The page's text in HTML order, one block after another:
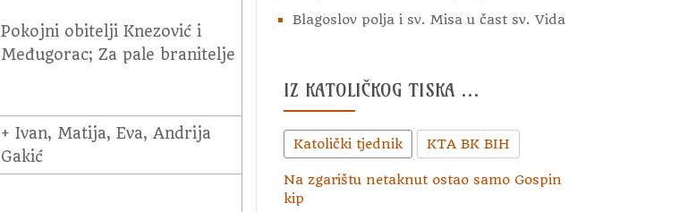
Pokojni obitelji Knezović i
Međugorac; Za pale branitelje
+ Ivan, Matija, Eva, Andrija
Gakić
Blagoslov polja i sv. Misa u čast sv. Vida
IZ KATOLIČKOG TISKA …
Katolički tjednik KTA BK BIH
Na zgarištu netaknut ostao samo Gospin
kip